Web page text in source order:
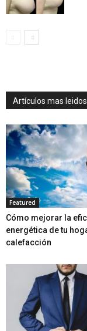
Artículos mas leidos
Featured
Cómo mejorar la
energética de tu
calefacción